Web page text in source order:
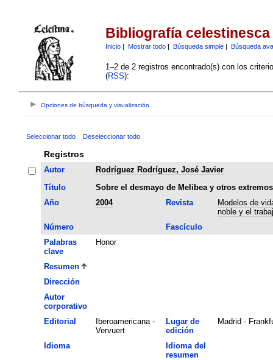
Bibliografía celestinesca
Inicio| Mostrar todo| Búsqueda simple| Búsqueda
1–2 de 2 registros encontrado(s) con los
(RSS):
Opciones de búsqueda y visualización
Seleccionar todo Deseleccionar todo
Registros
Autor
Rodríguez Rodríguez, José Javier
Título
Sobre el desmayo de Melibea y otros
Año
2004 Revista
Modelos de
noble y el
Número
Fascículo
Palabras
clave
Honor
Resumen
Dirección
Autor
corporativo
Editorial
Iberoamericana -
Vervuert
Lugar de
edición
Madrid -
Idioma
Idioma del
resumen